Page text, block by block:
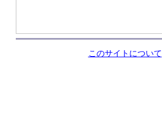
このサイトについて